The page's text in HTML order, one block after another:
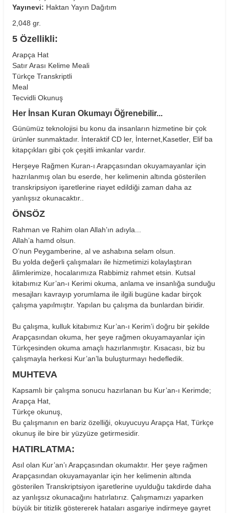
Yayınevi: Haktan Yayın Dağıtım
2,048 gr.
5 Özellikli:
Arapça Hat
Satır Arası Kelime Meali
Türkçe Transkriptli
Meal
Tecvidli Okunuş
Her İnsan Kuran Okumayı Öğrenebilir...
Günümüz teknolojisi bu konu da insanların hizmetine bir çok
ürünler sunmaktadır. İnteraktif CD ler, İnternet,Kasetler, Elif ba
kitapçıkları gibi çok çeşitli imkanlar vardır.
Herşeye Rağmen Kuran-ı Arapçasından okuyamayanlar için
hazrılanmış olan bu eserde, her kelimenin altında gösterilen
transkripsiyon işaretlerine riayet edildiği zaman daha az
yanlışsız okunacaktır..
ÖNSÖZ
Rahman ve Rahim olan Allah’ın adıyla...
Allah’a hamd olsun.
O’nun Peygamberine, al ve ashabına selam olsun.
Bu yolda değerli çalışmaları ile hizmetimizi kolaylaştıran
âlimlerimize, hocalarımıza Rabbimiz rahmet etsin. Kutsal
kitabımız Kur’an-ı Kerimi okuma, anlama ve insanlığa sunduğu
mesajları kavrayıp yorumlama ile ilgili bugüne kadar birçok
çalışma yapılmıştır. Yapılan bu çalışma da bunlardan biridir.
Bu çalışma, kulluk kitabımız Kur’an-ı Kerim’i doğru bir şekilde
Arapçasından okuma, her şeye rağmen okuyamayanlar için
Türkçesinden okuma amaçlı hazırlanmıştır. Kısacası, biz bu
çalışmayla herkesi Kur’an’la buluşturmayı hedefledik.
MUHTEVA
Kapsamlı bir çalışma sonucu hazırlanan bu Kur’an-ı Kerimde;
Arapça Hat,
Türkçe okunuş,
Bu çalışmanın en bariz özelliği, okuyucuyu Arapça Hat, Türkçe
okunuş ile bire bir yüzyüze getirmesidir.
HATIRLATMA:
Asıl olan Kur’an’ı Arapçasından okumaktır. Her şeye rağmen
Arapçasından okuyamayanlar için her kelimenin altında
gösterilen Transkriptsiyon işaretlerine uyulduğu takdirde daha
az yanlışsız okunacağını hatırlatırız. Çalışmamızı yaparken
büyük bir titizlik göstererek hataları asgariye indirmeye gayret